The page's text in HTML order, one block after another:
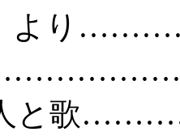
』よ
人と歌